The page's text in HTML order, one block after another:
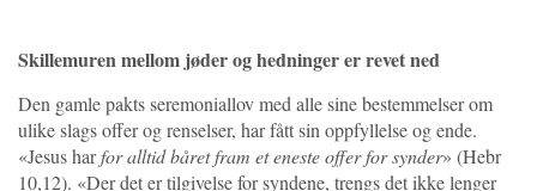
Skillemuren mellom jøder og hedninger er revet ned
Den gamle pakts seremoniallov med alle sine bestemmelser om
ulike slags offer og renselser, har fått sin oppfyllelse og ende.
«Jesus harfor alltid båret fram et eneste offer for synder» (Hebr
10,12). «Der det er tilgivelse for syndene, trengs det ikke lenger